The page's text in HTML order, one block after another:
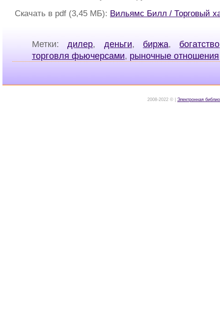
Скачать в pdf (3,45 МБ): Вильямс Билл / Торговый
Метки:дилер, деньги, биржа, богатство
торговля фьючерсами, рыночные отношения
2008-2022 © | Электронная